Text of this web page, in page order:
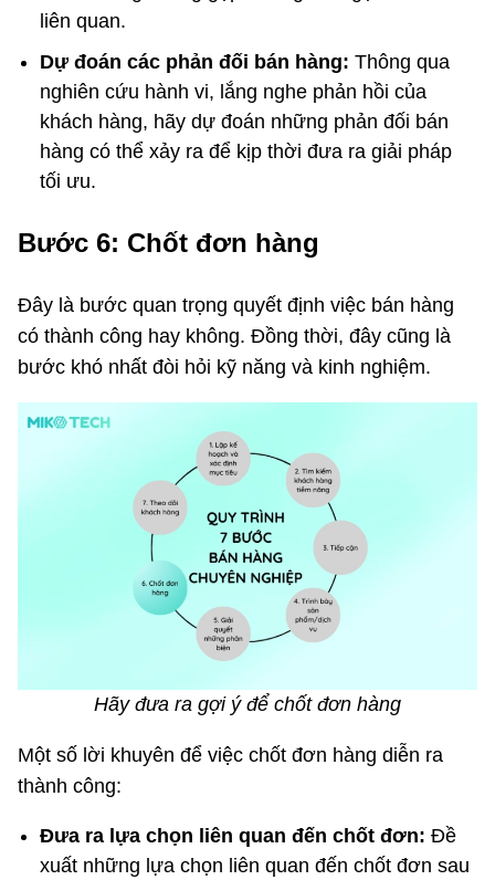
liên quan.
Dự đoán các phản đối bán hàng: Thông qua
nghiên cứu hành vi, lắng nghe phản hồi của
khách hàng, hãy dự đoán những phản đối bán
hàng có thể xảy ra để kịp thời đưa ra giải pháp
tối ưu.
Bước 6: Chốt đơn hàng
Đây là bước quan trọng quyết định việc bán hàng
có thành công hay không. Đồng thời, đây cũng là
bước khó nhất đòi hỏi kỹ năng và kinh nghiệm.
Hãy đưa ra gợi ý để chốt đơn hàng
Một số lời khuyên để việc chốt đơn hàng diễn ra
thành công:
Đưa ra lựa chọn liên quan đến chốt đơn: Đề
xuất những lựa chọn liên quan đến chốt đơn sau